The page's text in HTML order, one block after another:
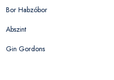
Bor Habzóbor
Abszint
Gin Gordons